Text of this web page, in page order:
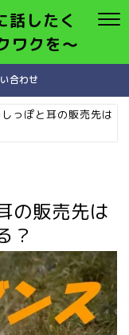
話したく
ワクを〜
合わせ
っぽと耳の販売先は
の販売先は
？